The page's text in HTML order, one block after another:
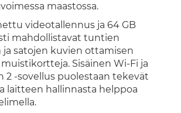
maastossa.
videotallennus ja 64 GB
mahdollistavat tuntien
satojen kuvien ottamisen
Sisäinen Wi-Fi ja
2 -sovellus puolestaan tekevät
laitteen hallinnasta helppoa